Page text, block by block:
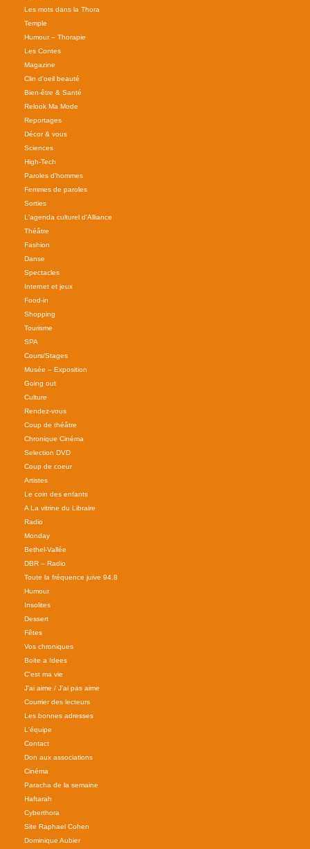
Les mots dans la Thora
Temple
Humour – Thorapie
Les Contes
Magazine
Clin d'oeil beauté
Bien-être & Santé
Relook Ma Mode
Reportages
Décor & vous
Sciences
High-Tech
Paroles d'hommes
Femmes de paroles
Sorties
L'agenda culturel d'Alliance
Théâtre
Fashion
Danse
Spectacles
Internet et jeux
Food-in
Shopping
Tourisme
SPA
Cours/Stages
Musée – Exposition
Going out
Culture
Rendez-vous
Coup de théâtre
Chronique Cinéma
Selection DVD
Coup de coeur
Artistes
Le coin des enfants
A La vitrine du Libraire
Radio
Monday
Bethel-Vallée
DBR – Radio
Toute la fréquence juive 94.8
Humour
Insolites
Dessert
Fêtes
Vos chroniques
Boite a Idees
C'est ma vie
J'ai aime / J'ai pas aime
Courrier des lecteurs
Les bonnes adresses
L'équipe
Contact
Don aux associations
Cinéma
Paracha de la semaine
Haftarah
Cyberthora
Site Raphael Cohen
Dominique Aubier